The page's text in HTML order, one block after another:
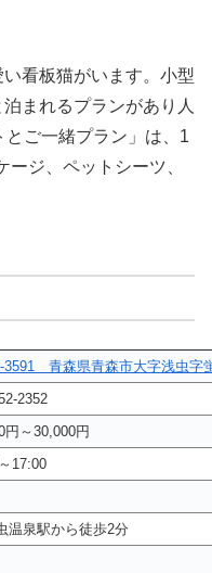
看板猫がいます。小型
まれるプランがあり人
ご一緒プラン」は、1
ジ、ペットシーツ、
3591 青森県青森市大字浅虫字
2352
円～30,000円
17:00
温泉駅から徒歩2分